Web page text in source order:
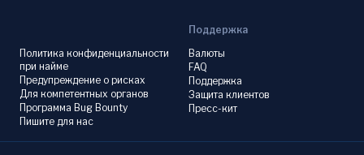
Политика конфиденциальности
при найме
Предупреждение о рисках
Для компетентных органов
Программа Bug Bounty
Пишите для нас
Поддержка
Валюты
FAQ
Поддержка
Защита клиентов
Пресс-кит